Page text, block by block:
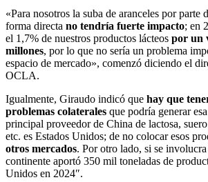
«Para nosotros la suba de aranceles por parte
forma directa no tendría fuerte impacto; en
el 1,7% de nuestros productos lácteos por un
millones, por lo que no sería un problema
espacio de mercado», comenzó diciendo el
OCLA.
Igualmente, Giraudo indicó que hay que
problemas colaterales que podría generar
principal proveedor de China de lactosa,
etc. es Estados Unidos; de no colocar esos
otros mercados. Por otro lado, si se
continente aportó 350 mil toneladas de
Unidos en 2024″.